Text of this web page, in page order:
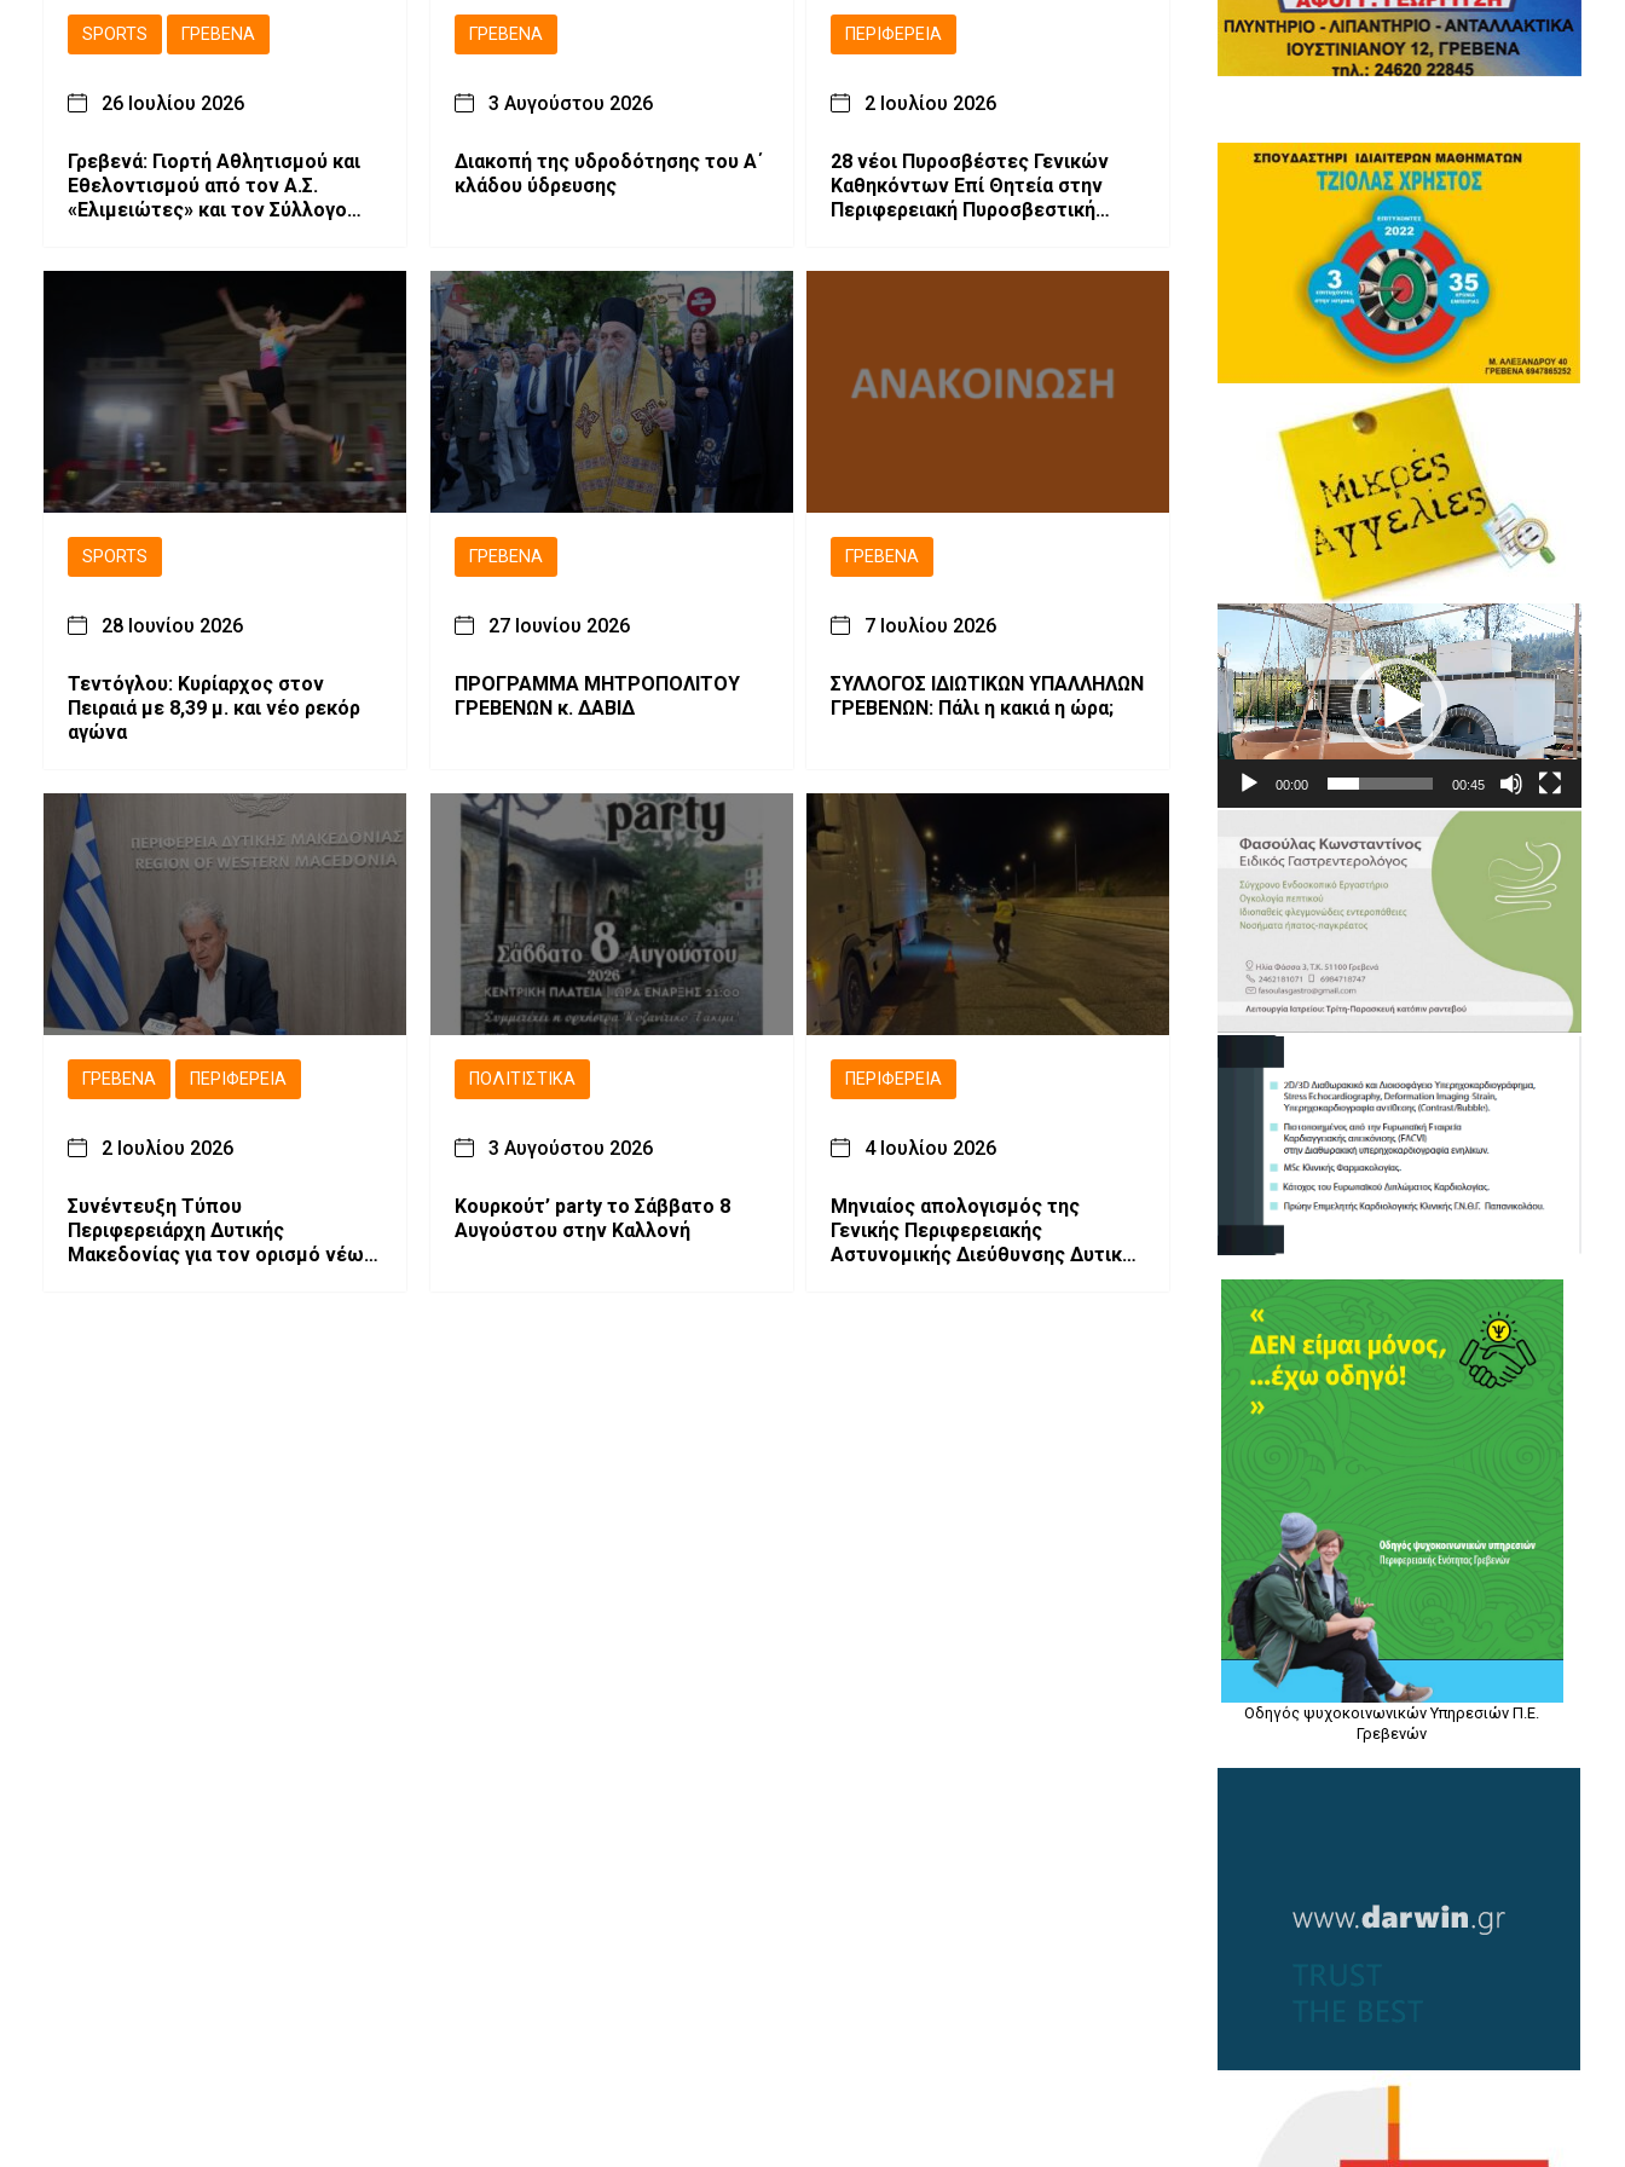
SPORTS ΓΡΕΒΕΝΆ
26 Ιουλίου 2026
Γρεβενά: Γιορτή Αθλητισμού και
Εθελοντισμού από τον Α.Σ.
«Ελιμειώτες» και τον Σύλλογο
ΓΡΕΒΕΝΆ
3 Αυγούστου 2026
Διακοπή της υδροδότησης του Α΄
κλάδου ύδρευσης
ΠΕΡΙΦΈΡΕΙΑ
2 Ιουλίου 2026
28 νέοι Πυροσβέστες Γενικών
Καθηκόντων Επί Θητεία στην
Περιφερειακή Πυροσβεστική
SPORTS
28 Ιουνίου 2026
Τεντόγλου: Κυρίαρχος στον
Πειραιά με 8,39 μ. και νέο ρεκόρ
αγώνα
ΓΡΕΒΕΝΆ
27 Ιουνίου 2026
ΠΡΟΓΡΑΜΜΑ ΜΗΤΡΟΠΟΛΙΤΟΥ
ΓΡΕΒΕΝΩΝ κ. ΔΑΒΙΔ
ΓΡΕΒΕΝΆ
7 Ιουλίου 2026
ΣΥΛΛΟΓΟΣ ΙΔΙΩΤΙΚΩΝ ΥΠΑΛΛΗΛΩΝ
ΓΡΕΒΕΝΩΝ: Πάλι η κακιά η ώρα;
ΓΡΕΒΕΝΆ ΠΕΡΙΦΈΡΕΙΑ
2 Ιουλίου 2026
Συνέντευξη Τύπου
Περιφερειάρχη Δυτικής
Μακεδονίας για τον ορισμό νέων
ΠΟΛΙΤΙΣΤΙΚΆ
3 Αυγούστου 2026
Κουρκούτ’ party το Σάββατο 8
Αυγούστου στην Καλλονή
ΠΕΡΙΦΈΡΕΙΑ
4 Ιουλίου 2026
Μηνιαίος απολογισμός της
Γενικής Περιφερειακής
Αστυνομικής Διεύθυνσης Δυτικής
Πρόγραμμα
Αναπαραγωγής
Βίντεο
00:00 00:45
Οδηγός ψυχοκοινωνικών Υπηρεσιών Π.Ε.
Γρεβενών